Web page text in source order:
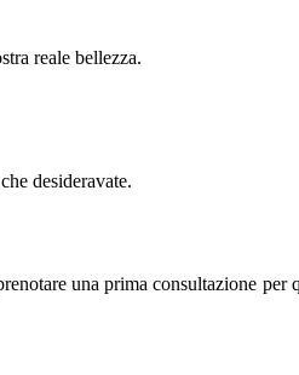
reale bellezza.
desideravate.
una prima consultazione per